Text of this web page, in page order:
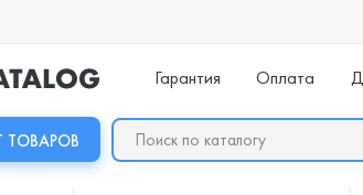
Гарантия Оплата
ТОВАРОВ